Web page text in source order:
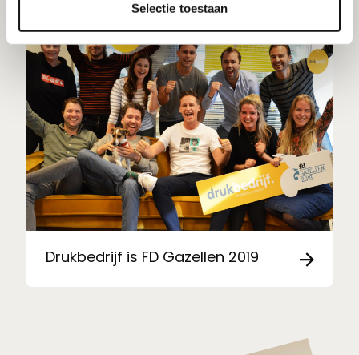
Selectie toestaan
Drukbedrijf is FD Gazellen 2019